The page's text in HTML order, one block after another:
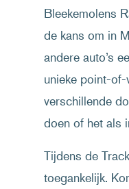
Bleekemolens
de kans om in
andere auto’s
unieke point-
verschillende
doen of het als
Tijdens de
toegankelijk.